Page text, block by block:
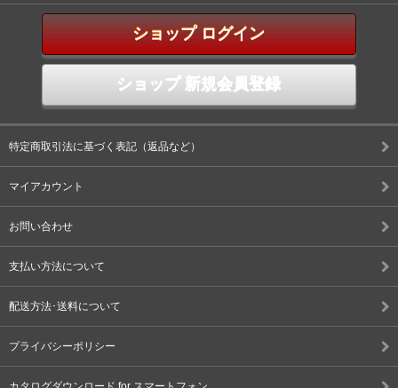
ショップ ログイン
ショップ 新規会員登録
特定商取引法に基づく表記（返品など）
マイアカウント
お問い合わせ
支払い方法について
配送方法･送料について
プライバシーポリシー